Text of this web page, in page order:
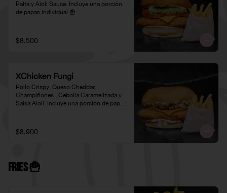
Palta y Aioli Sauce. Incluye una porción
de papas individual 🍟
$8.500
XChicken Fungi
Pollo Crispy, Queso Cheddar,
Champiñones , Cebolla Caramelizada y
Salsa Aioli. Incluye una porción de papas
$8.900
Fries 🍟